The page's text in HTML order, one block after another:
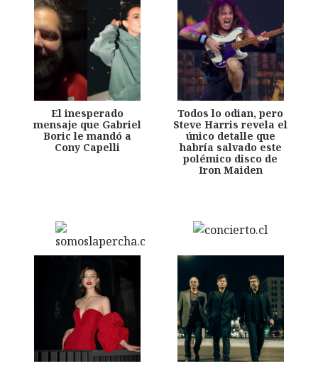
El inesperado
mensaje que Gabriel
Boric le mandó a
Cony Capelli
Todos lo odian, pero
Steve Harris revela el
único detalle que
habría salvado este
polémico disco de
Iron Maiden